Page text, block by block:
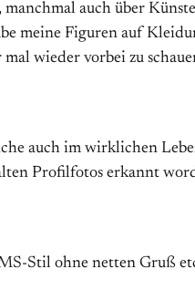
auch über
meine Figuren auf
wieder vorbei zu
auch im wirklichen
Profilfotos erkannt
Stil ohne netten Gruß